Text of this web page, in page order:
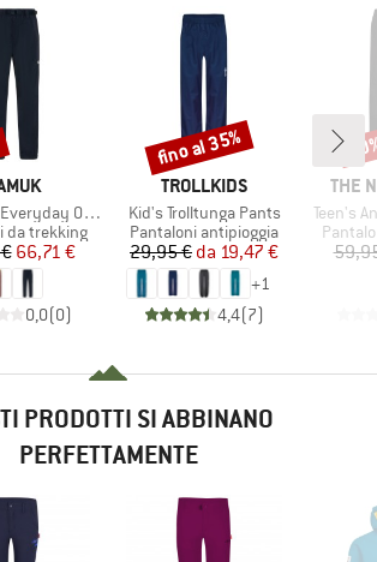
Outdoorhose
prodotti
da trekking
Prezzo
Prezzo ridotto
66,71 €
0,0(0)
MARCHIO
TROLLKIDS
Articolo
Kid's Trolltunga Pants
Gruppo di prodotti
Pantaloni antipioggia
Prezzo
29,95 € Prezzo ridotto
da 19,47 €
+1
4,4(7)
Sconto
fino al 35%
THE
Articolo
Teen's
PRODOTTI SI ABBINANO
PERFETTAMENTE